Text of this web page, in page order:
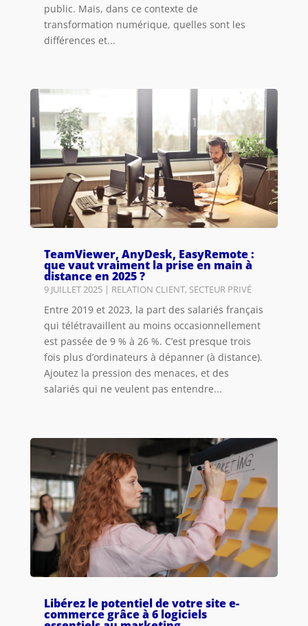
public. Mais, dans ce contexte de
transformation numérique, quelles sont les
différences et...
TeamViewer, AnyDesk, EasyRemote :
que vaut vraiment la prise en main à
distance en 2025 ?
9 JUILLET 2025| RELATION CLIENT, SECTEUR PRIVÉ
Entre 2019 et 2023, la part des salariés français
qui télétravaillent au moins occasionnellement
est passée de 9 % à 26 %. C’est presque trois
fois plus d’ordinateurs à dépanner (à distance).
Ajoutez la pression des menaces, et des
salariés qui ne veulent pas entendre...
Libérez le potentiel de votre site e-
commerce grâce à 6 logiciels